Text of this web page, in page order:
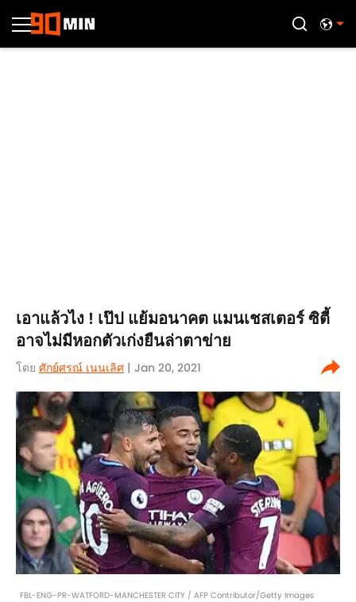
เอาแล้วไง ! เป๊ป แย้มอนาคต แมนเชสเตอร์ ซิตี้
อาจไม่มีหอกตัวเก่งยืนล่าตาข่าย
โดย ศักย์ศรณ์ เนนเลิศ | Jan 20, 2021
FBL-ENG-PR-WATFORD-MANCHESTER CITY / AFP Contributor/Getty Images